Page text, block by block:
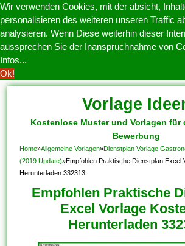
Wir verwenden Cookies, mit der absicht,
personalisieren des weiteren unseren Traffic
analysieren. Wenn Diese weiterhin dieser
aussprechen Sie der Inanspruchnahme von
Infos...
Ok!
Vorlage
Kostenlose Muster und Vorlagen für
Bewerbung
Home»Allgemeine Vorlagen»Dienstplan Vorlage
(2019 Update)»Empfohlen Praktische Dienstplan Excel
Herunterladen 332313
Empfohlen Praktische
Excel Vorlage
Herunterladen